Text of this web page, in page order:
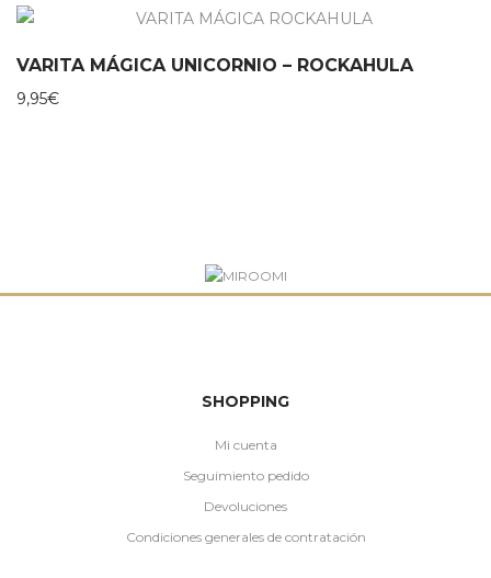
VARITA MÁGICA UNICORNIO – ROCKAHULA
9,95€
SHOPPING
Mi cuenta
Seguimiento pedido
Devoluciones
Condiciones generales de contratación